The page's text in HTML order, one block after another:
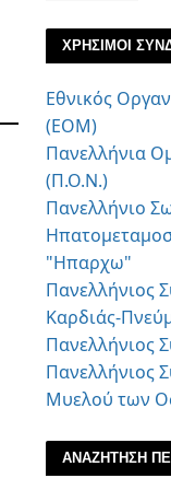
ΧΡΗΣΙΜΟΙ
Εθνικός
(ΕΟΜ)
Πανελλήνια
(Π.Ο.Ν.)
Πανελλήνιο
"Ηπαρχω"
Πανελλήνιος
Καρδιάς-
Πανελλήνιος
Πανελλήνιος
Μυελού των
ΑΝΑΖΗΤΗΣΗ